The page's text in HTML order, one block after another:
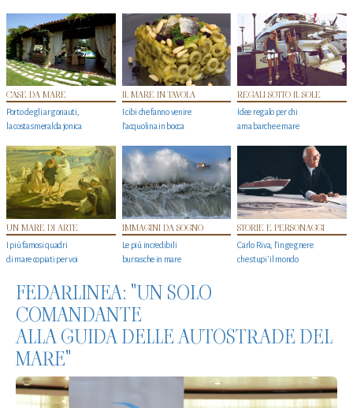
CASE DA MARE
Porto degli argonauti,
la costa smeralda jonica
IL MARE IN TAVOLA
I cibi che fanno venire
l’acquolina in bocca
REGALI SOTTO IL SOLE
Idee regalo per chi
ama barche e mare
UN MARE DI ARTE
I più famosi quadri
di mare copiati per voi
IMMAGINI DA SOGNO
Le più incredibili
burrasche in mare
STORIE E PERSONAGGI
Carlo Riva, l’ingegnere
che stupi' il mondo
FEDARLINEA: "UN SOLO
COMANDANTE
ALLA GUIDA DELLE AUTOSTRADE DEL
MARE"